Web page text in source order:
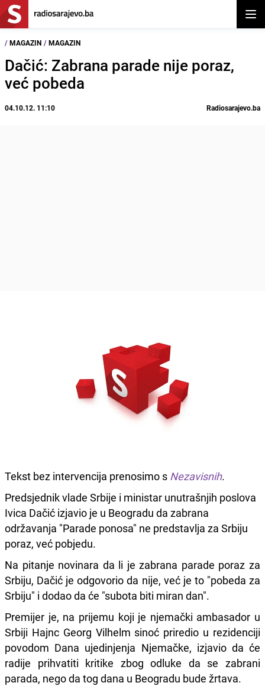
/ MAGAZIN / MAGAZIN
Dačić: Zabrana parade nije poraz,
već pobeda
04.10.12. 11:10 Radiosarajevo.ba
Tekst bez intervencija prenosimo s Nezavisnih.
Predsjednik vlade Srbije i ministar unutrašnjih poslova
Ivica Dačić izjavio je u Beogradu da zabrana
održavanja "Parade ponosa" ne predstavlja za Srbiju
poraz, već pobjedu.
Na pitanje novinara da li je zabrana parade poraz za
Srbiju, Dačić je odgovorio da nije, već je to "pobeda za
Srbiju" i dodao da će "subota biti miran dan".
Premijer je, na prijemu koji je njemački ambasador u
Srbiji Hajnc Georg Vilhelm sinoć priredio u rezidenciji
povodom Dana ujedinjenja Njemačke, izjavio da će
radije prihvatiti kritike zbog odluke da se zabrani
parada, nego da tog dana u Beogradu bude žrtava.